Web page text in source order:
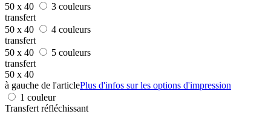
50 x 40
3 couleurs
transfert
50 x 40
4 couleurs
transfert
50 x 40
5 couleurs
transfert
50 x 40
à gauche de l'articlePlus d'infos sur les options d'impression
1 couleur
Transfert réfléchissant